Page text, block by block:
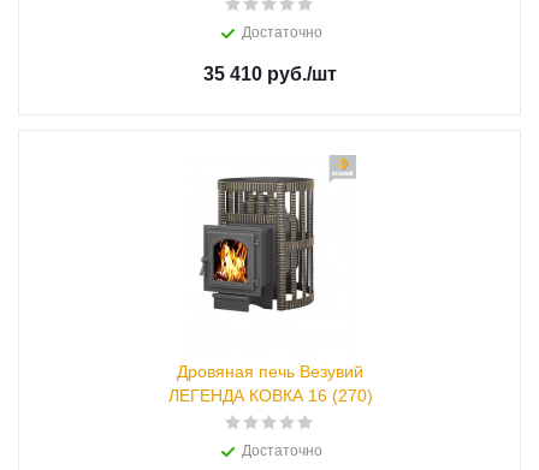
Достаточно
35 410 руб./шт
Дровяная печь Везувий
ЛЕГЕНДА КОВКА 16 (270)
Достаточно